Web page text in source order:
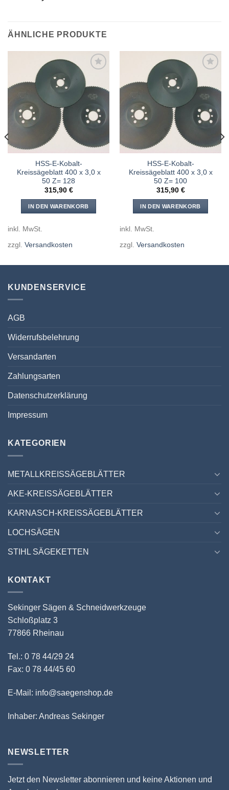
ÄHNLICHE PRODUKTE
Meine
hinzufügen
HSS-E-Kobalt-
Kreissägeblatt 400 x 3,0 x
50 Z= 128
315,90 €
IN DEN WARENKORB
inkl. MwSt.
zzgl. Versandkosten
Meine
hinzufügen
HSS-E-Kobalt-
Kreissägeblatt 400 x 3,0 x
50 Z= 100
315,90 €
IN DEN WARENKORB
inkl. MwSt.
zzgl. Versandkosten
KUNDENSERVICE
AGB
Widerrufsbelehrung
Versandarten
Zahlungsarten
Datenschutzerklärung
Impressum
KATEGORIEN
METALLKREISSÄGEBLÄTTER
AKE-KREISSÄGEBLÄTTER
KARNASCH-KREISSÄGEBLÄTTER
LOCHSÄGEN
STIHL SÄGEKETTEN
KONTAKT
Sekinger Sägen & Schneidwerkzeuge
Schloßplatz 3
77866 Rheinau
Tel.: 0 78 44/29 24
Fax: 0 78 44/45 60
E-Mail: info@saegenshop.de
Inhaber: Andreas Sekinger
NEWSLETTER
Jetzt den Newsletter abonnieren und keine Aktionen und